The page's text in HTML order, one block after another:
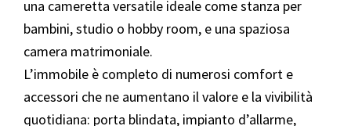
una cameretta versatile ideale come stanza per
bambini, studio o hobby room, e una spaziosa
camera matrimoniale.
L’immobile è completo di numerosi comfort e
accessori che ne aumentano il valore e la vivibilità
quotidiana: porta blindata, impianto d’allarme,